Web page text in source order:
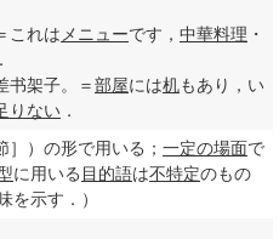
これは メニューです， 中華料理 ・
书架子。＝部屋には机もあり，い
りない ．
］）の形で用いる； 一定の場面で
に用いる 目的語は不特定のもの
を示す．）